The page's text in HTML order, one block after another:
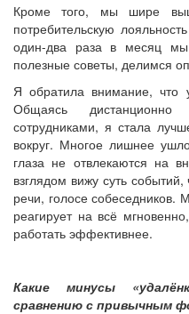
Кроме того, мы шире
потребительскую
один-два раза в месяц
полезные советы, делимся
Я обратила внимание, что
Общаясь
сотрудниками, я стала
вокруг. Многое лишнее
глаза не отвлекаются на
взглядом вижу суть
речи, голосе собеседников.
реагирует на всё
работать эффективнее.
Какие минусы
сравнению с привычным